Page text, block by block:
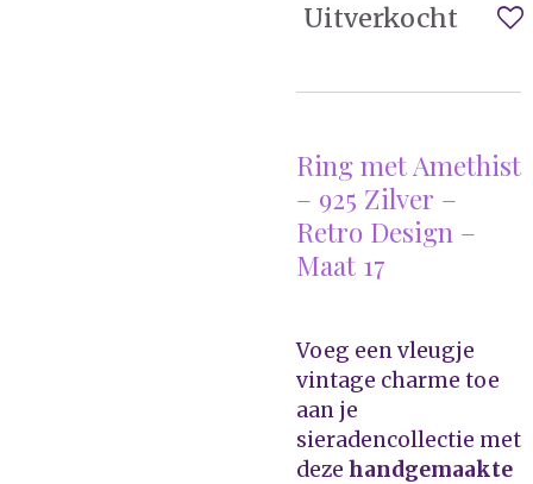
Uitverkocht
Ring met Amethist
– 925 Zilver –
Retro Design –
Maat 17
Voeg een vleugje
vintage charme toe
aan je
sieradencollectie met
deze handgemaakte